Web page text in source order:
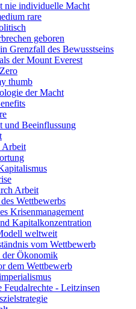
nie individuelle Macht
rare
geboren
Grenzfall des Bewusstseins
der Mount Everest
thumb
der Macht
und Beeinflussung
Arbeit
Arbeit
Wettbewerbs
Krisenmanagement
Kapitalkonzentration
weltweit
vom Wettbewerb
der Ökonomik
dem Wettbewerb
Feudalrechte - Leitzinsen